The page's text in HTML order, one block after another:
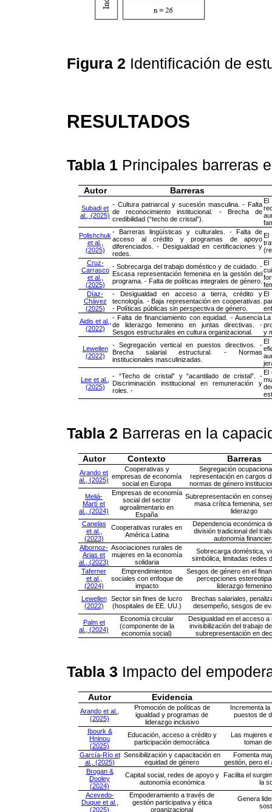
Figura 2 Identificación de
RESULTADOS
Tabla 1 Principales barreras
Autor Barreras
Subadi et
al., (2025)
- Cultura patriarcal y sucesión masculina. - Falta
de reconocimiento institucional. - Brecha de
credibilidad (“techo de cristal”).
El
Polishchuk
et al.,
(2025)
- Barreras lingüísticas y culturales. - Falta de
acceso al crédito y programas de apoyo
diferenciados. - Desigualdad en certificaciones y
redes.
El
Cruz-
Carrasco
et al.,
(2025)
- Sobrecarga del trabajo doméstico y de cuidado. -
Escasa representación femenina en la gestión del
programa. - Falta de políticas integrales de género.
El
Díaz-
Chávez
(2025)
- Desigualdad en acceso a tierra, crédito y
tecnología. - Baja representación en cooperativas.
- Políticas públicas sin perspectiva de género.
El
Aidis et al.,
(2022)
- Falta de financiamiento con equidad. - Ausencia
de liderazgo femenino en juntas directivas. -
Sesgos estructurales en cultura organizacional.
y
Lewellen
(2022)
- Segregación vertical en puestos directivos. -
Brecha salarial estructural. - Normas
institucionales masculinizadas.
El
Lee et al.,
(2025)
- “Techo de cristal” y “acantilado de cristal”. -
Discriminación institucional en remuneración y
roles. -
El
Tabla 2 Barreras en la
Autor Contexto Barreras
Arando et
al., (2025)
Cooperativas y
empresas de economía
social en Europa
Segregación
representación en cargos
normas de género
Meliá-
Martí et
al., (2024)
Empresas de economía
social del sector
agroalimentario en
España
Subrepresentación en
masa crítica femenina,
liderazgo
Canelas
et al.,
(2023)
Cooperativas rurales en
América Latina
Dependencia económica
división tradicional del
autonomía
Albornoz-
Arias et
al., (2023)
Asociaciones rurales de
mujeres en la economía
solidaria
Sobrecarga doméstica,
simbólica, limitadas redes
Taferner
et al.,
(2024)
Emprendimientos
sociales con enfoque de
impacto
Sesgos de género en el
percepciones
liderazgo femenino
Lewellen
(2022)
Sector sin fines de lucro
(hospitales de EE. UU.)
Brechas salariales,
desempeño, sesgos de
Palm et
al., (2024)
Economía circular
(componente de la
economía social)
Desigualdad en el acceso
invisibilización del trabajo
subrepresentación en
Tabla 3 Impacto del
Autor Evidencia
Arando et al.,
(2025)
Promoción de políticas de
igualdad y programas de
liderazgo inclusivo
Incrementa
puestos de
Ibourk &
Hninou
(2025)
Educación, acceso a crédito y
participación democrática
Las mujeres
toman
García-Río et
al., (2025)
Sensibilización y capacitación en
equidad de género
Fomenta
gestión, pero el
Brogan &
Dooley
(2024)
Capital social, redes de apoyo y
autonomía económica
Facilita el
la
Acevedo-
Duque et al.,
(2025)
Empoderamiento a través de
gestión participativa y ética
organizacional
Genera